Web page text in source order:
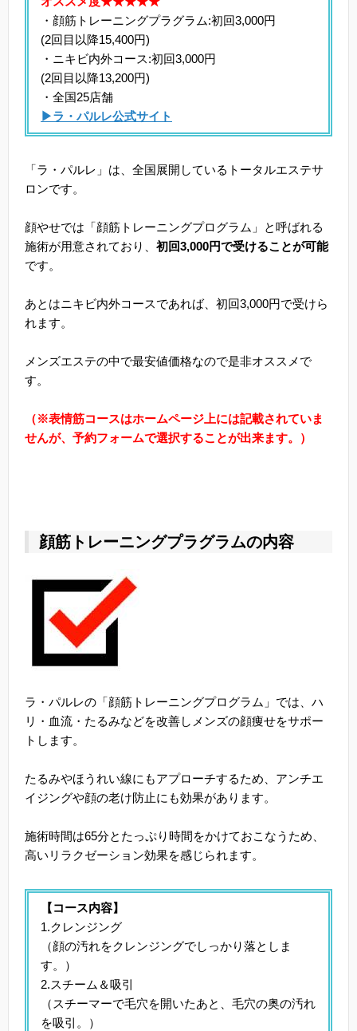
・顔筋トレーニングプラグラム:初回3,000円
(2回目以降15,400円)
・ニキビ内外コース:初回3,000円
(2回目以降13,200円)
・全国25店舗
▶ラ・パルレ公式サイト
「ラ・パルレ」は、全国展開しているトータルエステサ
ロンです。
顔やせでは「顔筋トレーニングプログラム」と呼ばれる
施術が用意されており、 初回3,000円で受けることが可能
です。
あとはニキビ内外コースであれば、初回3,000円で受けら
れます。
メンズエステの中で最安値価格なので是非オススメで
す。
（※表情筋コースはホームページ上には記載されていま
せんが、予約フォームで選択することが出来ます。）
顔筋トレーニングプラグラムの内容
ラ・パルレの「顔筋トレーニングプログラム」では、ハ
リ・血流・たるみなどを改善しメンズの顔痩せをサポー
トします。
たるみやほうれい線にもアプローチするため、アンチエ
イジングや顔の老け防止にも効果があります。
施術時間は65分とたっぷり時間をかけておこなうため、
高いリラクゼーション効果を感じられます。
【コース内容】
1.クレンジング
（顔の汚れをクレンジングでしっかり落としま
す。）
2.スチーム＆吸引
（スチーマーで毛穴を開いたあと、毛穴の奥の汚れ
を吸引。）